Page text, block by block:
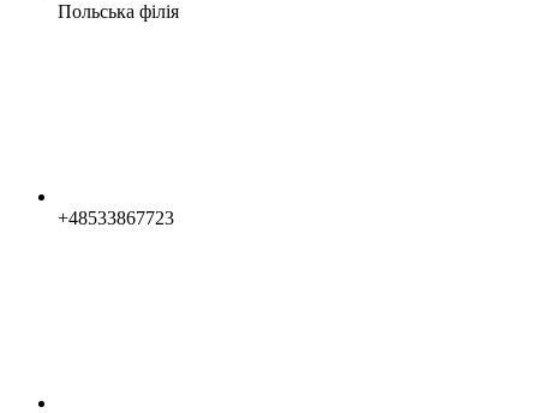
Польська філія
+48533867723